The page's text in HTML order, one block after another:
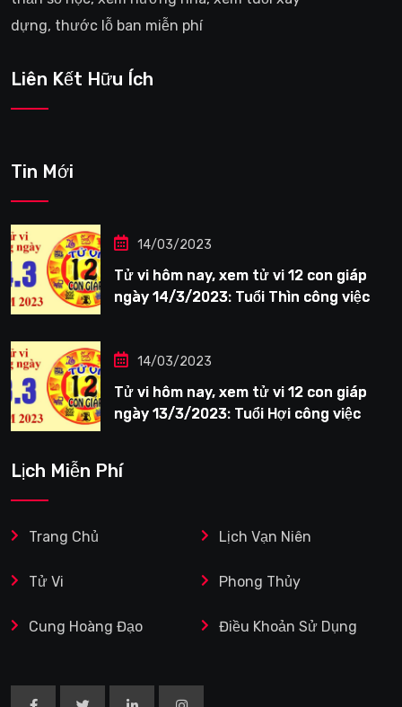
dựng, thước lỗ ban miễn phí
Liên Kết Hữu Ích
Tin Mới
14/03/2023
Tử vi hôm nay, xem tử vi 12 con giáp
ngày 14/3/2023: Tuổi Thìn công việc
14/03/2023
Tử vi hôm nay, xem tử vi 12 con giáp
ngày 13/3/2023: Tuổi Hợi công việc
Lịch Miễn Phí
Trang Chủ Lịch Vạn Niên
Tử Vi Phong Thủy
Cung Hoàng Đạo Điều Khoản Sử Dụng